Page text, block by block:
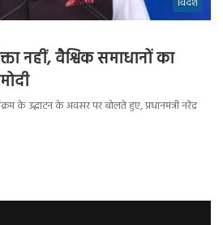
नहीं, वैश्विक समाधानों का
के उद्घाटन के अवसर पर बोलते हुए, प्रधानमंत्री नरेंद्र